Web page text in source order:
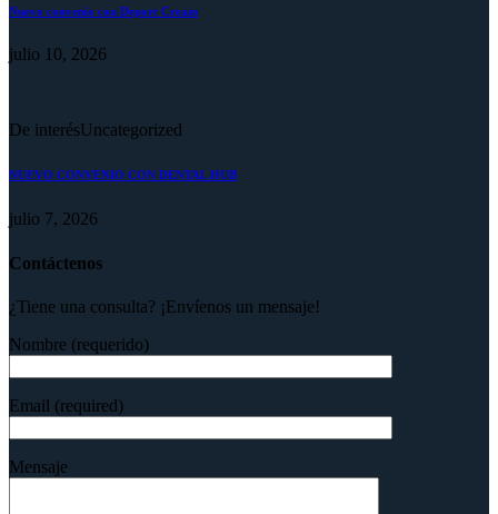
Nuevo convenio con Deport Cream
julio 10, 2026
De interésUncategorized
NUEVO CONVENIO CON DENTAL HUB
julio 7, 2026
Contáctenos
¿Tiene una consulta? ¡Envíenos un mensaje!
Nombre (requerido)
Email (required)
Mensaje